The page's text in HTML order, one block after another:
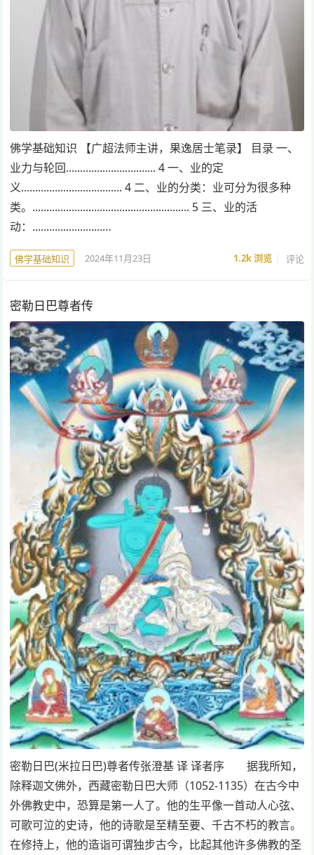
佛学基础知识 【广超法师主讲，果逸居士笔录】 目录 一、
业力与轮回................................ 4 一、业的定
义.................................... 4 二、业的分类：业可分为很多种
类。........................................................ 5 三、业的活
动：.........................…
佛学基础知识 2024年11月23日 1.2k浏览 评论
密勒日巴尊者传
密勒日巴(米拉日巴)尊者传张澄基 译 译者序 据我所知，
除释迦文佛外，西藏密勒日巴大师（1052-1135）在古今中
外佛教史中，恐算是第一人了。他的生平像一首动人心弦、
可歌可泣的史诗，他的诗歌是至精至要、千古不朽的教言。
在修持上，他的造诣可谓独步古今，比起其他许多佛教的圣